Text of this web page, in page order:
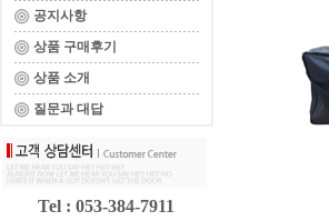
공지사항
상품 구매후기
상품 소개
질문과 대답
Tel : 053-384-7911